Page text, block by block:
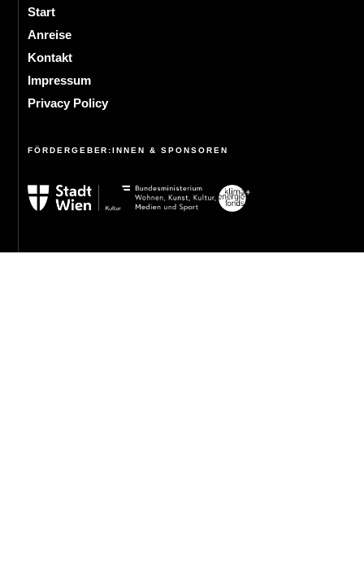
Start
Anreise
Kontakt
Impressum
Privacy Policy
FÖRDERGEBER:INNEN & SPONSOREN